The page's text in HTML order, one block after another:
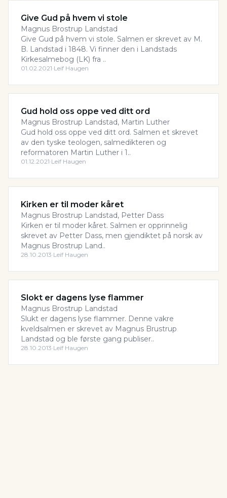
Give Gud på hvem vi stole
Magnus Brostrup Landstad
Give Gud på hvem vi stole. Salmen er skrevet av M.
B. Landstad i 1848. Vi finner den i Landstads
Kirkesalmebog (LK) fra ..
01.02.2021·Leif Haugen
Gud hold oss oppe ved ditt ord
Magnus Brostrup Landstad, Martin Luther
Gud hold oss oppe ved ditt ord. Salmen et skrevet
av den tyske teologen, salmedikteren og
reformatoren Martin Luther i 1..
01.12.2021·Leif Haugen
Kirken er til moder kåret
Magnus Brostrup Landstad, Petter Dass
Kirken er til moder kåret. Salmen er opprinnelig
skrevet av Petter Dass, men gjendiktet på norsk av
Magnus Brostrup Land..
28.10.2013·Leif Haugen
Slokt er dagens lyse flammer
Magnus Brostrup Landstad
Slukt er dagens lyse flammer. Denne vakre
kveldsalmen er skrevet av Magnus Brustrup
Landstad og ble første gang publiser..
28.10.2013·Leif Haugen